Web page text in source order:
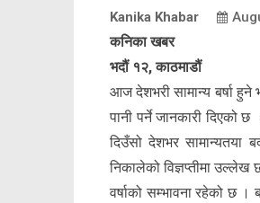
Kanika Khabar
कनिका खबर
भदौं १२, काठमाडौं
आज देशभरी सामान्य बर्षा हुने
पानी पर्ने जानकारी दिएको
दिउँसो देशभर सामान्यतया
निकालेको विज्ञप्तीमा
वर्षाको सम्भावना रहेको छ ।